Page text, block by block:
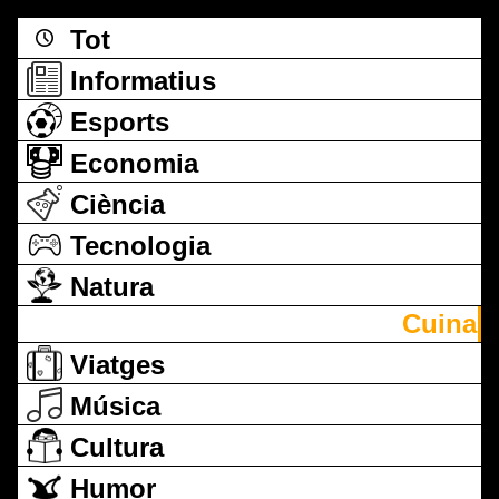
Tot
Informatius
Esports
Economia
Ciència
Tecnologia
Natura
Cuina
Viatges
Música
Cultura
Humor